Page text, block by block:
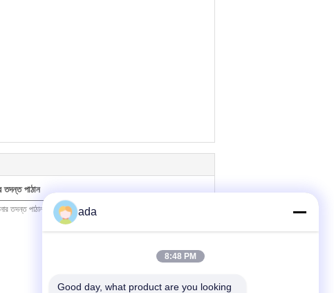
তদন্ত পাঠান
ada
8:48 PM
Good day, what product are you looking